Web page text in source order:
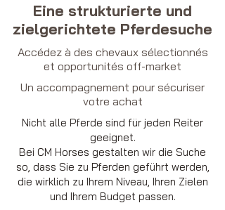
Eine strukturierte und
zielgerichtete Pferdesuche
Accédez à des chevaux sélectionnés
et opportunités off-market
Un accompagnement pour sécuriser
votre achat
Nicht alle Pferde sind für jeden Reiter
geeignet.
Bei CM Horses gestalten wir die Suche
so, dass Sie zu Pferden geführt werden,
die wirklich zu Ihrem Niveau, Ihren Zielen
und Ihrem Budget passen.